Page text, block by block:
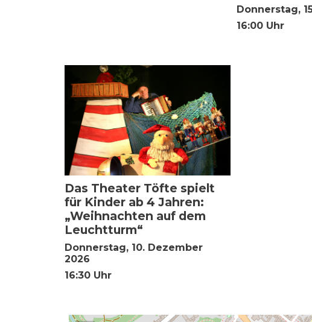
Donnerstag,
16:00 Uhr
Das Theater Töfte spielt
für Kinder ab 4 Jahren:
„Weihnachten auf dem
Leuchtturm“
Donnerstag, 10. Dezember
2026
16:30 Uhr